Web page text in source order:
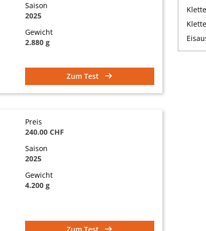
Saison
2025
Gewicht
2.880 g
Zum Test
Preis
240.00 CHF
Saison
2025
Gewicht
4.200 g